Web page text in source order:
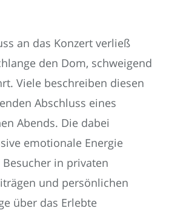
an das Konzert verließ
den Dom, schweigend
Viele beschreiben diesen
Abschluss eines
Abends. Die dabei
emotionale Energie
in privaten
und persönlichen
über das Erlebte